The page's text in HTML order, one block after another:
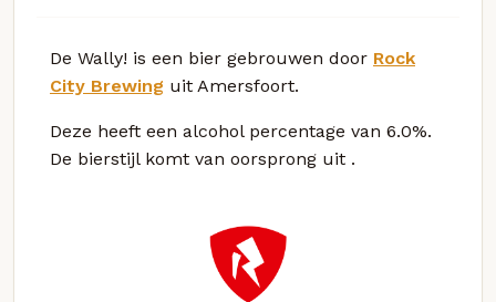
De Wally! is een bier gebrouwen door Rock
City Brewing uit Amersfoort.
Deze heeft een alcohol percentage van 6.0%.
De bierstijl komt van oorsprong uit .